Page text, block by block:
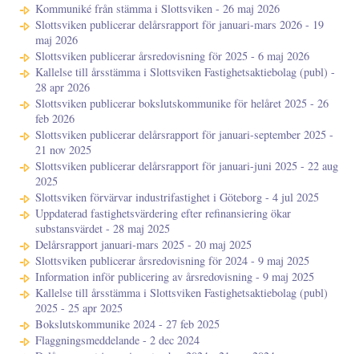
Kommuniké från stämma i Slottsviken - 26 maj 2026
Slottsviken publicerar delårsrapport för januari-mars 2026 - 19
maj 2026
Slottsviken publicerar årsredovisning för 2025 - 6 maj 2026
Kallelse till årsstämma i Slottsviken Fastighetsaktiebolag (publ) -
28 apr 2026
Slottsviken publicerar bokslutskommunike för helåret 2025 - 26
feb 2026
Slottsviken publicerar delårsrapport för januari-september 2025 -
21 nov 2025
Slottsviken publicerar delårsrapport för januari-juni 2025 - 22 aug
2025
Slottsviken förvärvar industrifastighet i Göteborg - 4 jul 2025
Uppdaterad fastighetsvärdering efter refinansiering ökar
substansvärdet - 28 maj 2025
Delårsrapport januari-mars 2025 - 20 maj 2025
Slottsviken publicerar årsredovisning för 2024 - 9 maj 2025
Information inför publicering av årsredovisning - 9 maj 2025
Kallelse till årsstämma i Slottsviken Fastighetsaktiebolag (publ)
2025 - 25 apr 2025
Bokslutskommunike 2024 - 27 feb 2025
Flaggningsmeddelande - 2 dec 2024